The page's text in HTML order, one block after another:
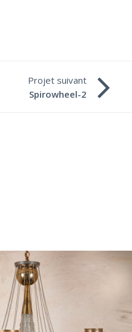
Projet suivant
Spirowheel-2